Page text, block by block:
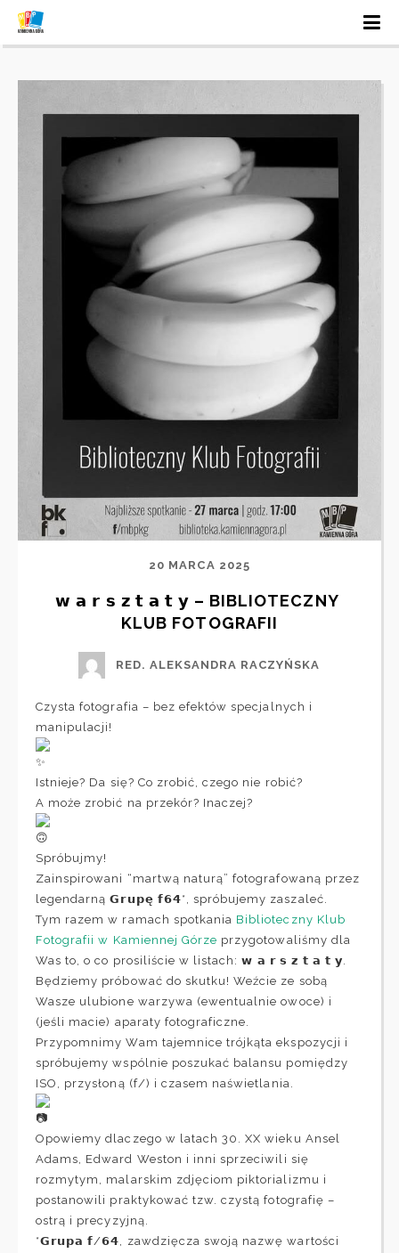
20 MARCA 2025
𝘄 𝗮 𝗿 𝘀 𝘇 𝘁 𝗮 𝘁 𝘆 – BIBLIOTECZNY
KLUB FOTOGRAFII
RED. ALEKSANDRA RACZYŃSKA
Czysta fotografia – bez efektów specjalnych i
manipulacji!
Istnieje? Da się? Co zrobić, czego nie robić?
A może zrobić na przekór? Inaczej?
Spróbujmy!
Zainspirowani “martwą naturą” fotografowaną przez
legendarną 𝗚𝗿𝘂𝗽𝗲̨ 𝗳𝟲𝟰*, spróbujemy zaszaleć.
Tym razem w ramach spotkania Biblioteczny Klub
Fotografii w Kamiennej Górze przygotowaliśmy dla
Was to, o co prosiliście w listach: 𝘄 𝗮 𝗿 𝘀 𝘇 𝘁 𝗮 𝘁 𝘆.
Będziemy próbować do skutku! Weźcie ze sobą
Wasze ulubione warzywa (ewentualnie owoce) i
(jeśli macie) aparaty fotograficzne.
Przypomnimy Wam tajemnice trójkąta ekspozycji i
spróbujemy wspólnie poszukać balansu pomiędzy
ISO, przysłoną (f/) i czasem naświetlania.
Opowiemy dlaczego w latach 30. XX wieku Ansel
Adams, Edward Weston i inni sprzeciwili się
rozmytym, malarskim zdjęciom piktorializmu i
postanowili praktykować tzw. czystą fotografię –
ostrą i precyzyjną.
*𝗚𝗿𝘂𝗽𝗮 𝗳/𝟲𝟰, zawdzięcza swoją nazwę wartości